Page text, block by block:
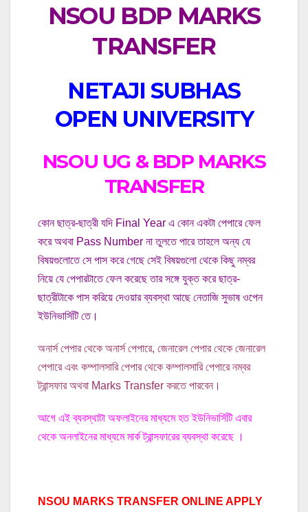
NSOU BDP MARKS
TRANSFER
NETAJI SUBHAS
OPEN UNIVERSITY
NSOU UG & BDP MARKS
TRANSFER
কোন ছাত্র-ছাত্রী যদি Final Year এ কোন একটা পেপারে ফেল
করে অথবা Pass Number না তুলতে পারে তাহলে অন্য যে
বিষয়গুলোতে সে পাস করে গেছে সেই বিষয়গুলো থেকে কিছু নম্বর
নিয়ে যে পেপারটাতে ফেল করেছে তার সঙ্গে যুক্ত করে ছাত্র-
ছাত্রীটাকে পাস করিয়ে দেওয়ার ব্যবস্থা আছে নেতাজি সুভাষ ওপেন
ইউনিভার্সিটি তে।
অনার্স পেপার থেকে অনার্স পেপারে, জেনারেল পেপার থেকে জেনারেল
পেপারে এবং কম্পালসারি পেপার থেকে কম্পালসারি পেপারে নম্বর
ট্রান্সফার অথবা Marks Transfer করতে পারবেন।
আগে এই ব্যবস্থাটা অফলাইনের মাধ্যমে হত ইউনিভার্সিটি এবার
থেকে অনলাইনের মাধ্যমে মার্ক ট্রান্সফারের ব্যবস্থা করেছে ।
NSOU MARKS TRANSFER ONLINE APPLY